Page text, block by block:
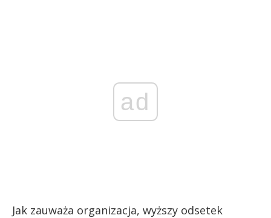
ad
Jak zauważa organizacja, wyższy odsetek